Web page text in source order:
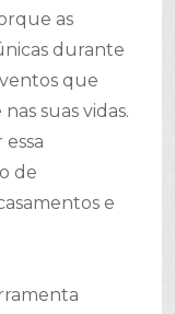
as
durante
que
suas vidas.
de
e